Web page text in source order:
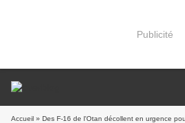
Publicité
Accueil » Des F-16 de l'Otan décollent en urgence pour intercepter des